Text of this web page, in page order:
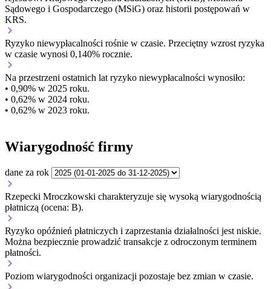
Sądowego i Gospodarczego (MSiG) oraz historii postępowań w
KRS.
Ryzyko niewypłacalności rośnie w czasie. Przeciętny wzrost ryzyka
w czasie wynosi 0,140% rocznie.
Na przestrzeni ostatnich lat ryzyko niewypłacalności wynosiło:
• 0,90% w 2025 roku.
• 0,62% w 2024 roku.
• 0,62% w 2023 roku.
Wiarygodność firmy
dane za rok
Rzepecki Mroczkowski charakteryzuje się wysoką wiarygodnością
płatniczą (ocena: B).
Ryzyko opóźnień płatniczych i zaprzestania działalności jest niskie.
Można bezpiecznie prowadzić transakcje z odroczonym terminem
płatności.
Poziom wiarygodności organizacji pozostaje bez zmian w czasie.